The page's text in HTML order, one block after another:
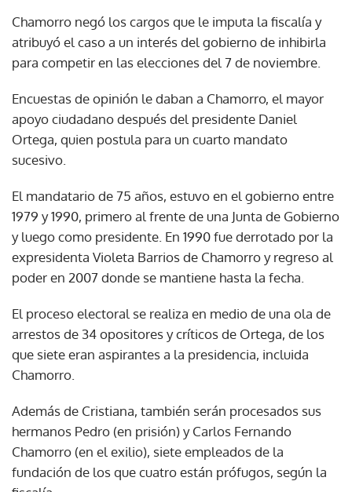
Chamorro negó los cargos que le imputa la fiscalía y
atribuyó el caso a un interés del gobierno de inhibirla
para competir en las elecciones del 7 de noviembre.
Encuestas de opinión le daban a Chamorro, el mayor
apoyo ciudadano después del presidente Daniel
Ortega, quien postula para un cuarto mandato
sucesivo.
El mandatario de 75 años, estuvo en el gobierno entre
1979 y 1990, primero al frente de una Junta de Gobierno
y luego como presidente. En 1990 fue derrotado por la
expresidenta Violeta Barrios de Chamorro y regreso al
poder en 2007 donde se mantiene hasta la fecha.
El proceso electoral se realiza en medio de una ola de
arrestos de 34 opositores y críticos de Ortega, de los
que siete eran aspirantes a la presidencia, incluida
Chamorro.
Además de Cristiana, también serán procesados sus
hermanos Pedro (en prisión) y Carlos Fernando
Chamorro (en el exilio), siete empleados de la
fundación de los que cuatro están prófugos, según la